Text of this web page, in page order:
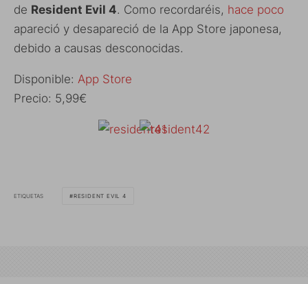
de Resident Evil 4. Como recordaréis, hace poco
apareció y desapareció de la App Store japonesa,
debido a causas desconocidas.
Disponible: App Store
Precio: 5,99€
ETIQUETAS RESIDENT EVIL 4